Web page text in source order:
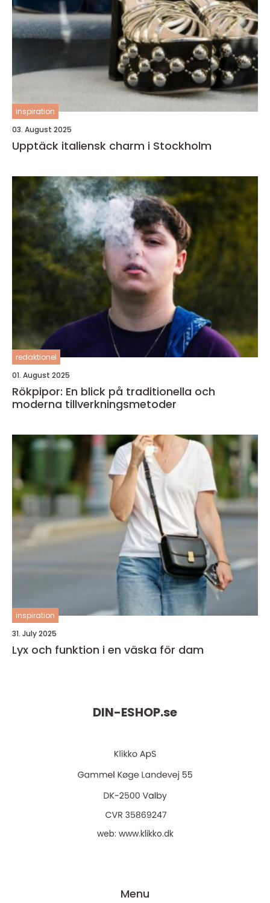
inspiration
03. August 2025
Upptäck italiensk charm i Stockholm
redaktionel
01. August 2025
Rökpipor: En blick på traditionella och
moderna tillverkningsmetoder
inspiration
31. July 2025
Lyx och funktion i en väska för dam
DIN-ESHOP.se
web: www.klikko.dk
Menu